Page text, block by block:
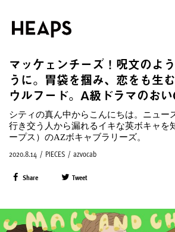
マッケェンチーズ！呪文のよ
うに。胃袋を掴み、恋をも生
ウルフード。A級ドラマのお
シティの真ん中からこんにちは。ニュー
行き交う人から漏れるイキな英ボキャを
ープス）のAZボキャブラリーズ。
2020.8.14 / PIECES / azvocab
Share Tweet